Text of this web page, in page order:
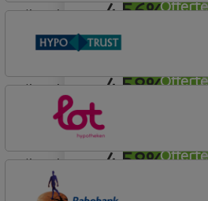
4,56%
lineair
4,58%
Basisvoorwaarden
lineair
4,58%
Conneqt vh HypoTrust
Elan Plus
lineair
Lot Hypotheken